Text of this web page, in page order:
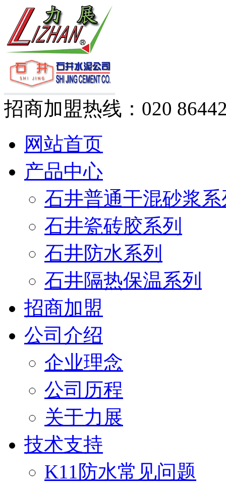
招商加盟热线： 020
网站首页
产品中心
石井普通干混砂浆系
石井瓷砖胶系列
石井防水系列
石井隔热保温系列
招商加盟
公司介绍
企业理念
公司历程
关于力展
技术支持
K11防水常见问题